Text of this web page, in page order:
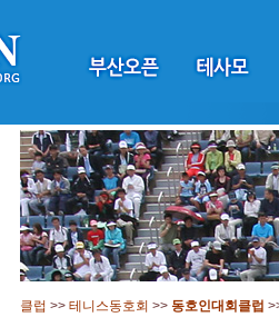
클럽 >> 테니스동호회 >> 동호인대회클럽